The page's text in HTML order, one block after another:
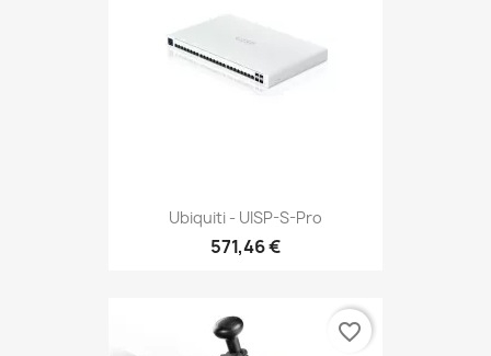
Ubiquiti - UISP-S-Pro
571,46 €
favorite_border